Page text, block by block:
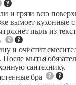
и грязи всю
вымоет кухонные
пыль из
и очистит
После мытья
сантехнику.
бра